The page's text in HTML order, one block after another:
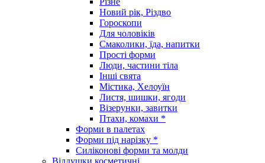
Новий рік, Різдво
Гороскопи
Для чоловіків
Смаколики, їда, напитки
Прості форми
Люди, частини тіла
Інші свята
Містика, Хелоуїн
Листя, шишки, ягоди
Візерунки, завитки
Птахи, комахи *
Форми в палетах
Форми під нарізку *
Силіконові форми та молди
Віддушки косметичні